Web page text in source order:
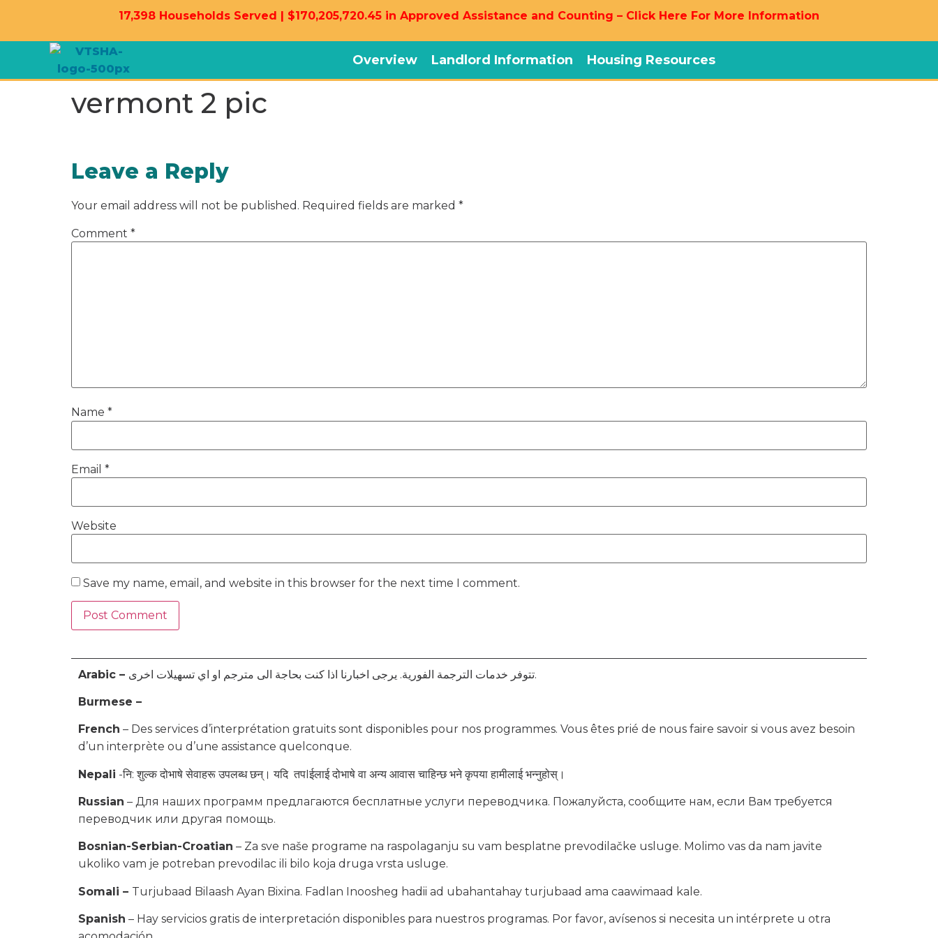
17,398 Households Served | $170,205,720.45 in Approved Assistance and Counting – Click Here For More Information
Overview Landlord Information Housing Resources
vermont 2 pic
Leave a Reply
Your email address will not be published. Required fields are marked *
Comment *
Name *
Email *
Website
Save my name, email, and website in this browser for the next time I comment.
Arabic – تتوفر خدمات الترجمة الفورية. يرجى اخبارنا اذا كنت بحاجة الى مترجم او اي تسهيلات اخرى.
Burmese –
French – Des services d’interprétation gratuits sont disponibles pour nos programmes. Vous êtes prié de nous faire savoir si vous avez besoin
d’un interprète ou d’une assistance quelconque.
Nepali -नि: शुल्क दोभाषे सेवाहरू उपलब्ध छन्। यदि तपIईलाई दोभाषे वा अन्य आवास चाहिन्छ भने कृपया हामीलाई भन्नुहोस्।
Russian – Для наших программ предлагаются бесплатные услуги переводчика. Пожалуйста, сообщите нам, если Вам требуется
переводчик или другая помощь.
Bosnian-Serbian-Croatian – Za sve naše programe na raspolaganju su vam besplatne prevodilačke usluge. Molimo vas da nam javite
ukoliko vam je potreban prevodilac ili bilo koja druga vrsta usluge.
Somali – Turjubaad Bilaash Ayan Bixina. Fadlan Inoosheg hadii ad ubahantahay turjubaad ama caawimaad kale.
Spanish – Hay servicios gratis de interpretación disponibles para nuestros programas. Por favor, avísenos si necesita un intérprete u otra